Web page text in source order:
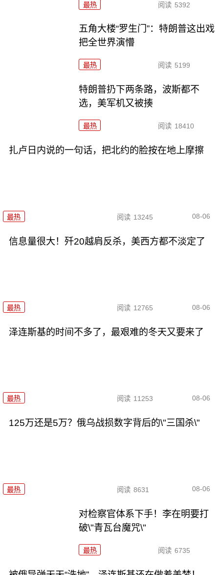
最热 阅读 5392
五角大楼“罗生门”：特朗普这出戏
把全世界演懵
最热 阅读 5199
特朗普扔下两条路，波斯都不
选，美军机又被揍
最热 阅读 18410
扎卢日内说的一句话，把北约的脸按在地上摩擦
最热 阅读 13245 08-06
信息量很大！歼20越肩反杀，美西方都不淡定了
最热 阅读 12765 08-06
泽连斯基的时间不多了，最艰难的冬天又要来了
最热 阅读 11253 08-06
125万还是5万？俄乌战损数字背后的\"三国杀\"
最热 阅读 8631 08-06
对检察官体系下手！李在明要打
破\"青瓦台魔咒\"
最热 阅读 6735